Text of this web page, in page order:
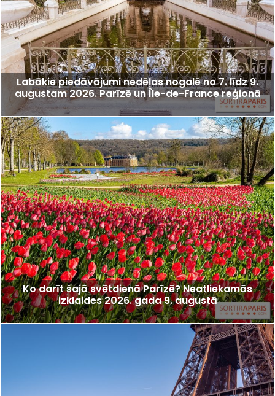
Labākie piedāvājumi nedēļas nogalē no 7. līdz 9.
augustam 2026. Parīzē un Île-de-France reģionā
Ko darīt šajā svētdienā Parīzē? Neatliekamās
izklaides 2026. gada 9. augustā